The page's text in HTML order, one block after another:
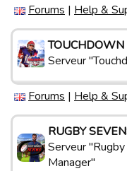
Forums | Help &
Serveur
Forums | Help &
RUGBY
Serveur
Manager"